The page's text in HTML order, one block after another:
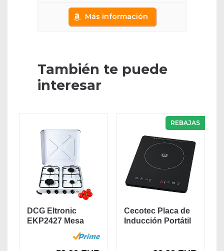
Más información
También te puede
interesar
DCG Eltronic
EKP2427 Mesa
Encimera de gas
REBAJAS
Cecotec Placa de
Inducción Portátil